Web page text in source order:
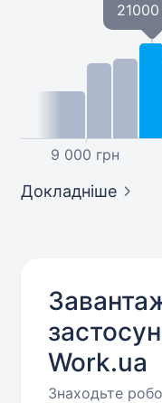
9 000 грн
21000
Докладніше
Work.ua
Знаходьте